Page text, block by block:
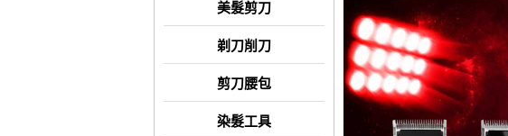
美髮剪刀
剃刀削刀
剪刀腰包
染髮工具